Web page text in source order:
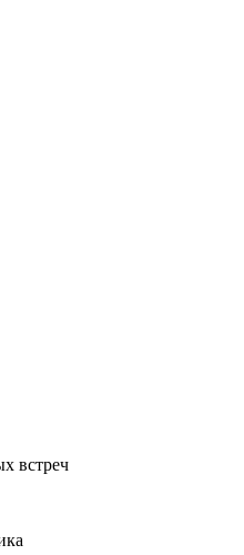
встреч